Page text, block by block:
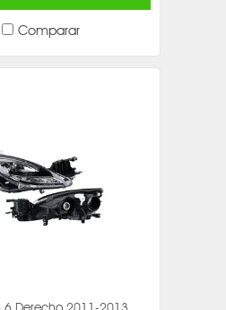
Comparar